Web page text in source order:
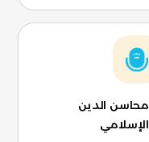
محاسن الدين
الإسلامي